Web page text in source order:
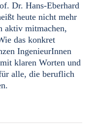
Dr. Hans-Eberhard
heute nicht mehr
aktiv mitmachen,
das konkret
IngenieurInnen
klaren Worten und
alle, die beruflich